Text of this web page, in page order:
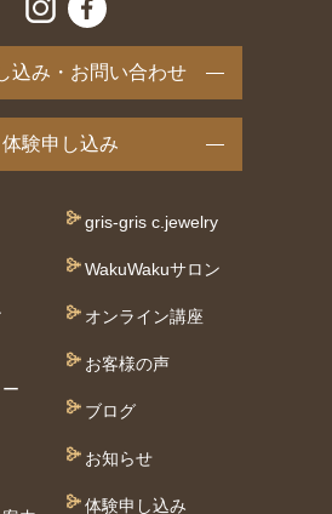
込み・お問い合わせ
体験申し込み
gris-gris c.jewelry
WakuWakuサロン
オンライン講座
お客様の声
ブログ
お知らせ
体験申し込み